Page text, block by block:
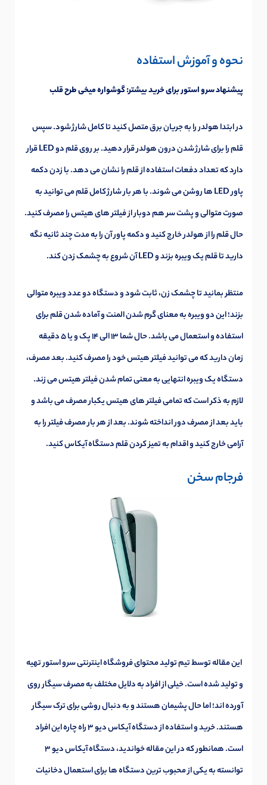
نحوه و آموزش استفاده
پیشنهاد سرو استور برای خرید بیشتر:گوشواره میخی طرح قلب
در ابتدا هولدر را به جریان برق متصل کنید تا کامل شارژ شود. سپس
قلم را برای شارژ شدن درون هولدر قرار دهید. بر روی قلم دو LED قرار
دارد که تعداد دفعات استفاده از قلم را نشان می دهد. با زدن دکمه
پاور LED ها روشن می شوند. با هر بار شارژ کامل قلم می توانید به
صورت متوالی و پشت سر هم دوبار از فیلتر های هیتس را مصرف کنید.
حال قلم را از هولدر خارج کنید و دکمه پاور آن را به مدت چند ثانیه نگه
دارید تا قلم یک ویبره بزند و LED آن شروع به چشمک زدن کند.
منتظر بمانید تا چشمک زن، ثابت شود و دستگاه دو عدد ویبره متوالی
بزند؛ این دو ویبره به معنای گرم شدن المنت و آماده شدن قلم برای
استفاده و استعمال می باشد. حال شما 13 الی 14 پک و یا 5 دقیقه
زمان دارید که می توانید فیلتر هیتس خود را مصرف کنید. بعد مصرف،
دستگاه یک ویبره انتهایی به معنی تمام شدن فیلتر هیتس می زند.
لازم به ذکر است که تمامی فیلتر های هیتس یکبار مصرف می باشد و
باید بعد از مصرف دور انداخته شوند. بعد از هر بار مصرف فیلتر را به
آرامی خارج کنید و اقدام به تمیز کردن قلم دستگاه آیکاس کنید.
فرجام سخن
این مقاله توسط تیم تولید محتوای فروشگاه اینترنتی سرو استور تهیه
و تولید شده است. خیلی از افراد به دلایل مختلف به مصرف سیگار روی
آورده اند؛ اما حال پشیمان هستند و به دنبال روشی برای ترک سیگار
هستند. خرید و استفاده از دستگاه آیکاس دیو 3 راه چاره این افراد
است. همانطور که در این مقاله خواندید، دستگاه آیکاس دیو 3
توانسته به یکی از محبوب ترین دستگاه ها برای استعمال دخانیات